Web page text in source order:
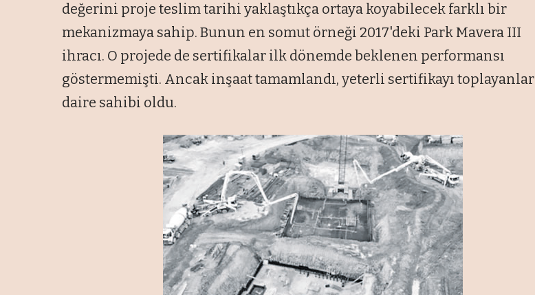
değerini proje teslim tarihi yaklaştıkça ortaya koyabilecek farklı bir
mekanizmaya sahip. Bunun en somut örneği 2017'deki Park Mavera III
ihracı. O projede de sertifikalar ilk dönemde beklenen performansı
göstermemişti. Ancak inşaat tamamlandı, yeterli sertifikayı toplayanlar
daire sahibi oldu.